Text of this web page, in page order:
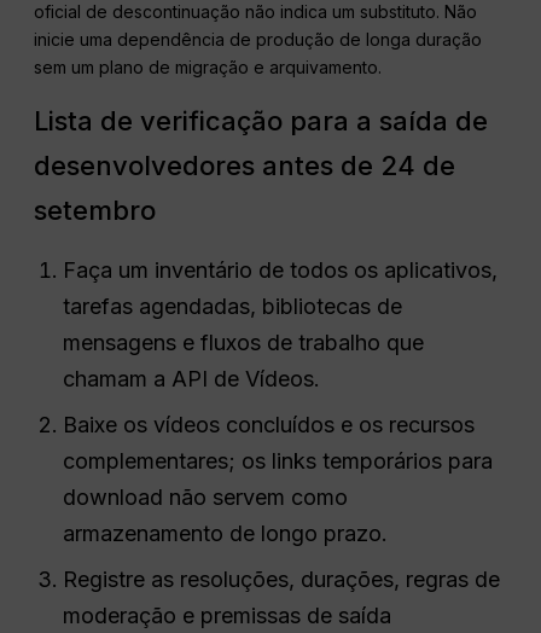
oficial de descontinuação não indica um substituto. Não
inicie uma dependência de produção de longa duração
sem um plano de migração e arquivamento.
Lista de verificação para a saída de
desenvolvedores antes de 24 de
setembro
Faça um inventário de todos os aplicativos,
tarefas agendadas, bibliotecas de
mensagens e fluxos de trabalho que
chamam a API de Vídeos.
Baixe os vídeos concluídos e os recursos
complementares; os links temporários para
download não servem como
armazenamento de longo prazo.
Registre as resoluções, durações, regras de
moderação e premissas de saída